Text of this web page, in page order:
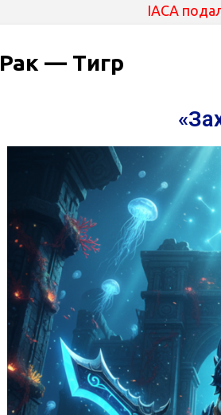
IACA подала заявку
Рак — Тигр